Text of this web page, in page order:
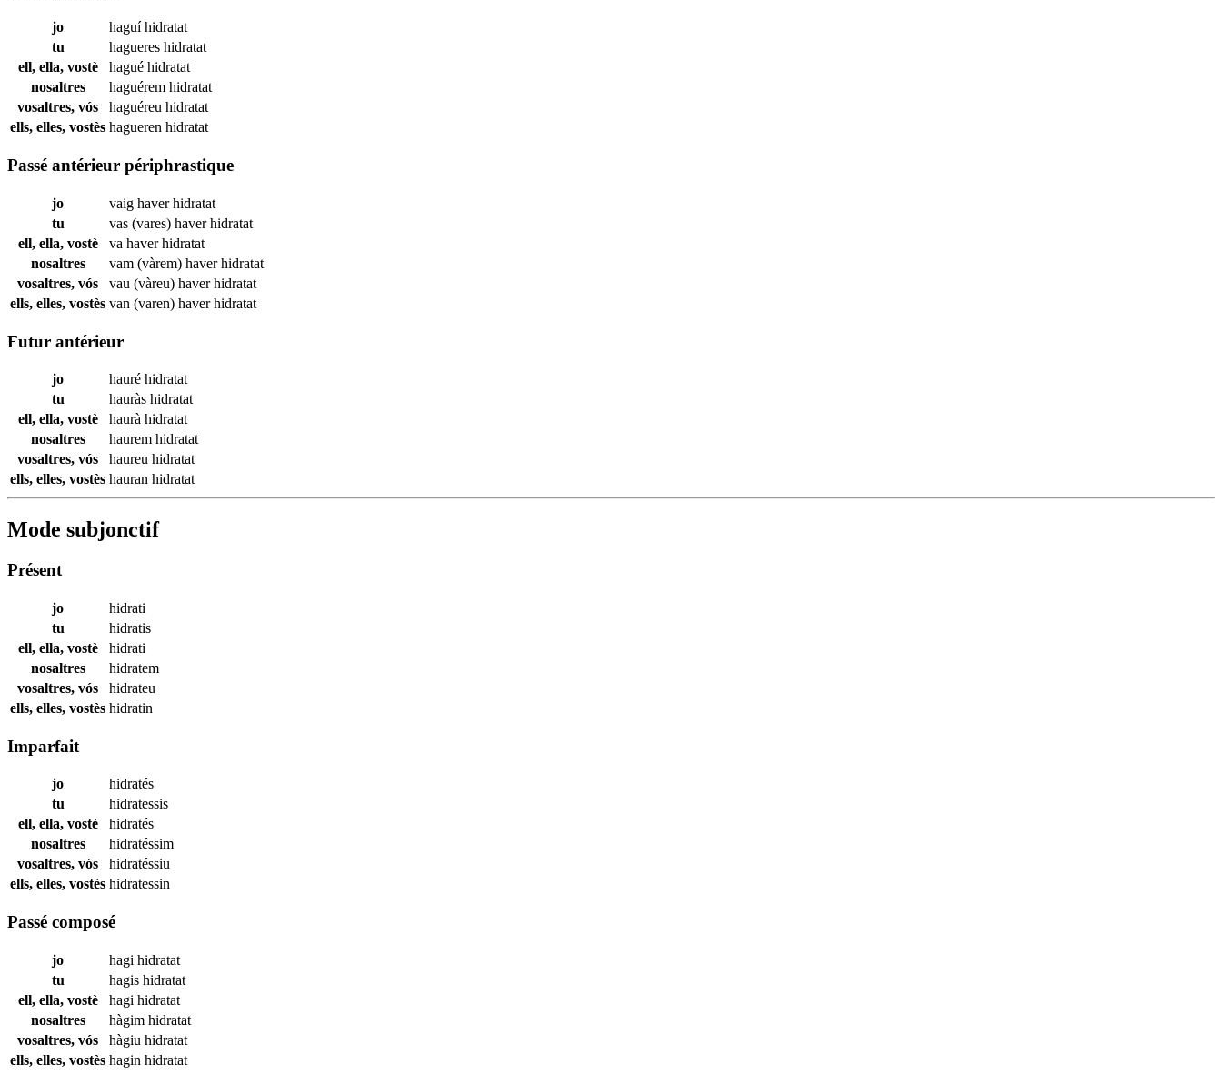
jo haguíhidratat
tu
hagueres hidratat
ell, ella, vostè
hagué hidratat
nosaltres
haguérem hidratat
vosaltres, vós
haguéreu hidratat
ells, elles, vostès hagueren hidratat
Passé antérieur périphrastique
jo vaig haverhidratat
tu
vas (vares) haverhidratat
ell, ella, vostè
va haverhidratat
nosaltres
vam (vàrem) haverhidratat
vosaltres, vós
vau (vàreu) haverhidratat
ells, elles, vostès van (varen) haverhidratat
Futur antérieur
jo hauré hidratat
tu
hauràs hidratat
ell, ella, vostè
haurà hidratat
nosaltres
haurem hidratat
vosaltres, vós
haureu hidratat
ells, elles, vostès hauran hidratat
Mode subjonctif
Présent
jo
hidrati
tu
hidratis
ell, ella, vostè
hidrati
nosaltres
hidratem
vosaltres, vós
hidrateu
ells, elles, vostès hidratin
Imparfait
jo
hidratés
tu
hidratessis
ell, ella, vostè
hidratés
nosaltres
hidratéssim
vosaltres, vós
hidratéssiu
ells, elles, vostès hidratessin
Passé composé
jo hagi hidratat
tu
hagis hidratat
ell, ella, vostè
hagi hidratat
nosaltres
hàgim hidratat
vosaltres, vós
hàgiu hidratat
ells, elles, vostès hagin hidratat